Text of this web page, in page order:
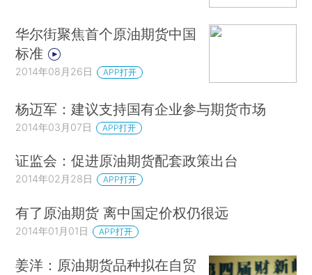
华尔街聚焦首个原油期货中国
标准
2014年08月26日 APP打开
杨迈军：建议支持国有企业参与期货市场
2014年03月07日 APP打开
证监会：促进原油期货配套政策出台
2014年02月28日 APP打开
有了原油期货 离中国定价权仍很远
2014年01月01日 APP打开
姜洋：原油期货品种拟在自贸